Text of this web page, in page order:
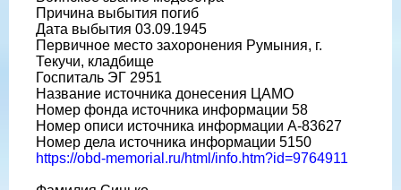
Причина выбытия погиб
Дата выбытия 03.09.1945
Первичное место захоронения Румыния, г.
Текучи, кладбище
Госпиталь ЭГ 2951
Название источника донесения ЦАМО
Номер фонда источника информации 58
Номер описи источника информации A-83627
Номер дела источника информации 5150
https://obd-memorial.ru/html/info.htm?id=9764911